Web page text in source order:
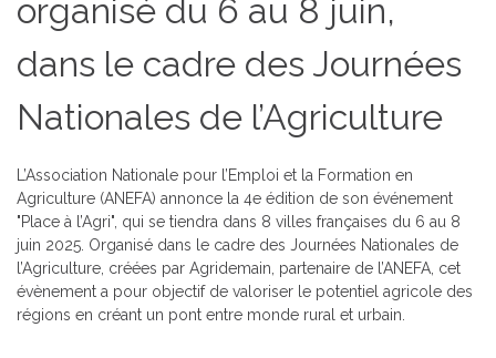
organisé du 6 au 8 juin,
dans le cadre des Journées
Nationales de l’Agriculture
L’Association Nationale pour l’Emploi et la Formation en
Agriculture (ANEFA) annonce la 4e édition de son événement
"Place à l’Agri", qui se tiendra dans 8 villes françaises du 6 au 8
juin 2025. Organisé dans le cadre des Journées Nationales de
l’Agriculture, créées par Agridemain, partenaire de l’ANEFA, cet
évènement a pour objectif de valoriser le potentiel agricole des
régions en créant un pont entre monde rural et urbain.